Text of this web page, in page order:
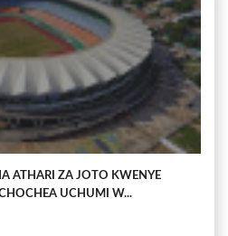
ATHARI ZA JOTO KWENYE
UCHUMI W...